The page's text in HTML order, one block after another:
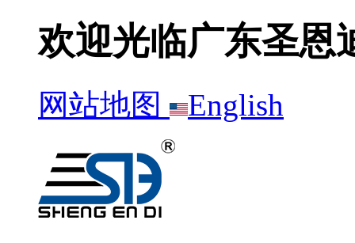
欢迎光临广东圣恩
网站地图 English